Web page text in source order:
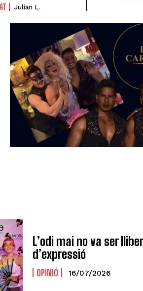
Julian L.
L’odi mai no va ser
d’expressió
OPINIÓ 16/07/2026